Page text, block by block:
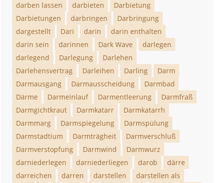
darben lassen
darbieten
Darbietung
Darbietungen
darbringen
Darbringung
dargestellt
Dari darin
darin enthalten
darin sein
darinnen Dark Wave
darlegen
darlegend
Darlegung
Darlehen
Darlehensvertrag
Darleihen Darling
Darm
Darmausgang
Darmausscheidung
Darmbad
Därme
Darmeinlauf Darmentleerung
Darmfraß
Darmgichtkraut
Darmkatarr
Darmkatarrh
Darmmarg
Darmspiegelung
Darmspülung
Darmstadtium
Darmträgheit
Darmverschluß
Darmverstopfung
Darmwind
Darmwurz
darniederlegen
darniederliegen darob
därre
darreichen
darren darstellen
darstellen als